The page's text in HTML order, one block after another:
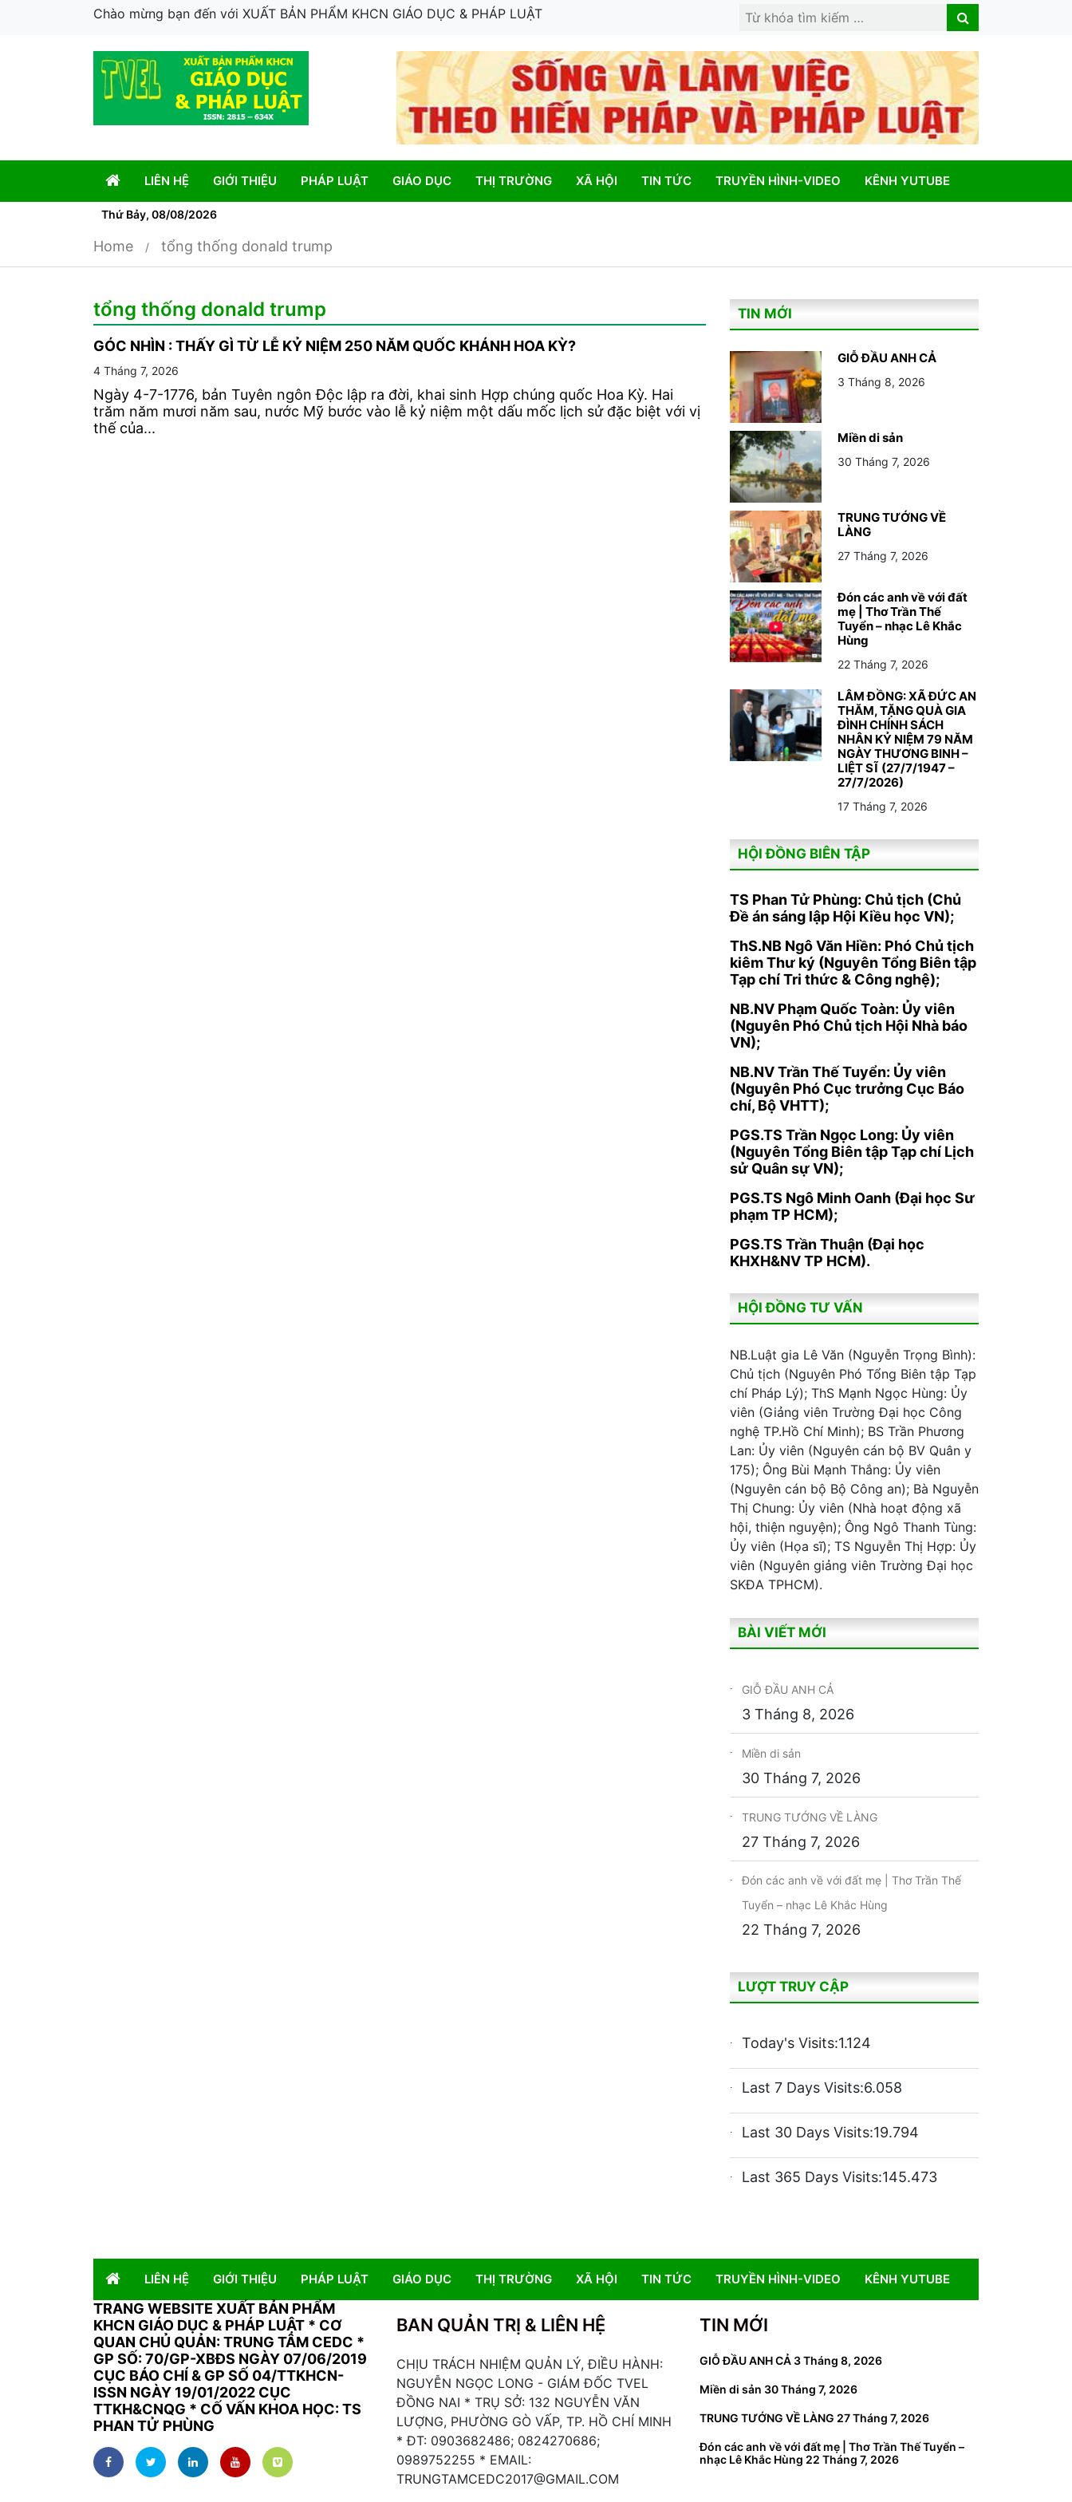
Chào mừng bạn đến với XUẤT BẢN PHẨM KHCN GIÁO DỤC & PHÁP LUẬT
Search
Search
LIÊN HỆ GIỚI THIỆU PHÁP LUẬT GIÁO DỤC THỊ TRƯỜNG XÃ HỘI TIN TỨC TRUYỀN HÌNH-VIDEO KÊNH YUTUBE
Thứ Bảy, 08/08/2026
Home tổng thống donald trump
tổng thống donald trump
GÓC NHÌN : THẤY GÌ TỪ LỄ KỶ NIỆM 250 NĂM QUỐC KHÁNH HOA KỲ?
4 Tháng 7, 2026
Ngày 4-7-1776, bản Tuyên ngôn Độc lập ra đời, khai sinh Hợp chúng quốc Hoa Kỳ. Hai
trăm năm mươi năm sau, nước Mỹ bước vào lễ kỷ niệm một dấu mốc lịch sử đặc biệt với vị
thế của...
TIN MỚI
GIỖ ĐẦU ANH CẢ
3 Tháng 8, 2026
Miền di sản
30 Tháng 7, 2026
TRUNG TƯỚNG VỀ
LÀNG
27 Tháng 7, 2026
Đón các anh về với đất
mẹ | Thơ Trần Thế
Tuyển – nhạc Lê Khắc
Hùng
22 Tháng 7, 2026
LÂM ĐỒNG: XÃ ĐỨC AN
THĂM, TẶNG QUÀ GIA
ĐÌNH CHÍNH SÁCH
NHÂN KỶ NIỆM 79 NĂM
NGÀY THƯƠNG BINH –
LIỆT SĨ (27/7/1947 –
27/7/2026)
17 Tháng 7, 2026
HỘI ĐỒNG BIÊN TẬP
TS Phan Tử Phùng: Chủ tịch (Chủ
Đề án sáng lập Hội Kiều học VN);
ThS.NB Ngô Văn Hiền: Phó Chủ tịch
kiêm Thư ký (Nguyên Tổng Biên tập
Tạp chí Tri thức & Công nghệ);
NB.NV Phạm Quốc Toàn: Ủy viên
(Nguyên Phó Chủ tịch Hội Nhà báo
VN);
NB.NV Trần Thế Tuyển: Ủy viên
(Nguyên Phó Cục trưởng Cục Báo
chí, Bộ VHTT);
PGS.TS Trần Ngọc Long: Ủy viên
(Nguyên Tổng Biên tập Tạp chí Lịch
sử Quân sự VN);
PGS.TS Ngô Minh Oanh (Đại học Sư
phạm TP HCM);
PGS.TS Trần Thuận (Đại học
KHXH&NV TP HCM).
HỘI ĐỒNG TƯ VẤN
NB.Luật gia Lê Văn (Nguyễn Trọng Bình):
Chủ tịch (Nguyên Phó Tổng Biên tập Tạp
chí Pháp Lý); ThS Mạnh Ngọc Hùng: Ủy
viên (Giảng viên Trường Đại học Công
nghệ TP.Hồ Chí Minh); BS Trần Phương
Lan: Ủy viên (Nguyên cán bộ BV Quân y
175); Ông Bùi Mạnh Thắng: Ủy viên
(Nguyên cán bộ Bộ Công an); Bà Nguyễn
Thị Chung: Ủy viên (Nhà hoạt động xã
hội, thiện nguyện); Ông Ngô Thanh Tùng:
Ủy viên (Họa sĩ); TS Nguyễn Thị Hợp: Ủy
viên (Nguyên giảng viên Trường Đại học
SKĐA TPHCM).
BÀI VIẾT MỚI
GIỖ ĐẦU ANH CẢ
3 Tháng 8, 2026
Miền di sản
30 Tháng 7, 2026
TRUNG TƯỚNG VỀ LÀNG
27 Tháng 7, 2026
Đón các anh về với đất mẹ | Thơ Trần Thế
Tuyển – nhạc Lê Khắc Hùng
22 Tháng 7, 2026
LƯỢT TRUY CẬP
Today's Visits:1.124
Last 7 Days Visits:6.058
Last 30 Days Visits:19.794
Last 365 Days Visits:145.473
LIÊN HỆ GIỚI THIỆU PHÁP LUẬT GIÁO DỤC THỊ TRƯỜNG XÃ HỘI TIN TỨC TRUYỀN HÌNH-VIDEO KÊNH YUTUBE
TRANG WEBSITE XUẤT BẢN PHẨM
KHCN GIÁO DỤC & PHÁP LUẬT * CƠ
QUAN CHỦ QUẢN: TRUNG TÂM CEDC *
GP SỐ: 70/GP-XBĐS NGÀY 07/06/2019
CỤC BÁO CHÍ & GP SỐ 04/TTKHCN-
ISSN NGÀY 19/01/2022 CỤC
TTKH&CNQG * CỐ VẤN KHOA HỌC: TS
PHAN TỬ PHÙNG
BAN QUẢN TRỊ & LIÊN HỆ
CHỊU TRÁCH NHIỆM QUẢN LÝ, ĐIỀU HÀNH:
NGUYỄN NGỌC LONG - GIÁM ĐỐC TVEL
ĐỒNG NAI * TRỤ SỞ: 132 NGUYỄN VĂN
LƯỢNG, PHƯỜNG GÒ VẤP, TP. HỒ CHÍ MINH
* ĐT: 0903682486; 0824270686;
0989752255 * EMAIL:
TRUNGTAMCEDC2017@GMAIL.COM
TIN MỚI
GIỖ ĐẦU ANH CẢ 3 Tháng 8, 2026
Miền di sản 30 Tháng 7, 2026
TRUNG TƯỚNG VỀ LÀNG 27 Tháng 7, 2026
Đón các anh về với đất mẹ | Thơ Trần Thế Tuyển –
nhạc Lê Khắc Hùng 22 Tháng 7, 2026